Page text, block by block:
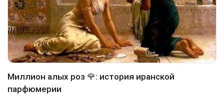
Миллион алых роз 🌹: история иранской
парфюмерии